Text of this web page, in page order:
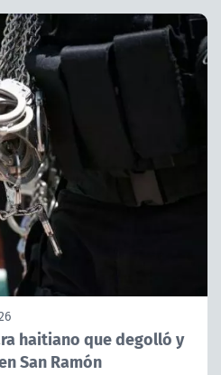
haitiano que degolló y
San Ramón